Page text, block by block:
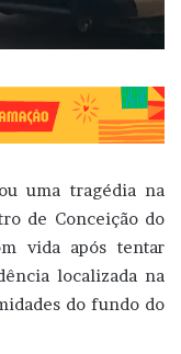
uma tragédia na
de Conceição do
vida após tentar
localizada na
do fundo do